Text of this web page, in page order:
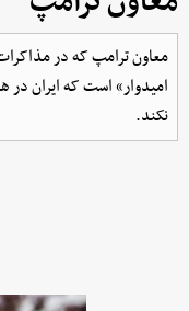
معاون ترامپ که در
امیدوار» است که ایران در
نکند.